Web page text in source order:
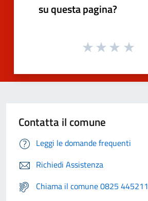
su questa pagina?
Contatta il comune
Leggi le domande frequenti
Richiedi Assistenza
Chiama il comune 0825 445211